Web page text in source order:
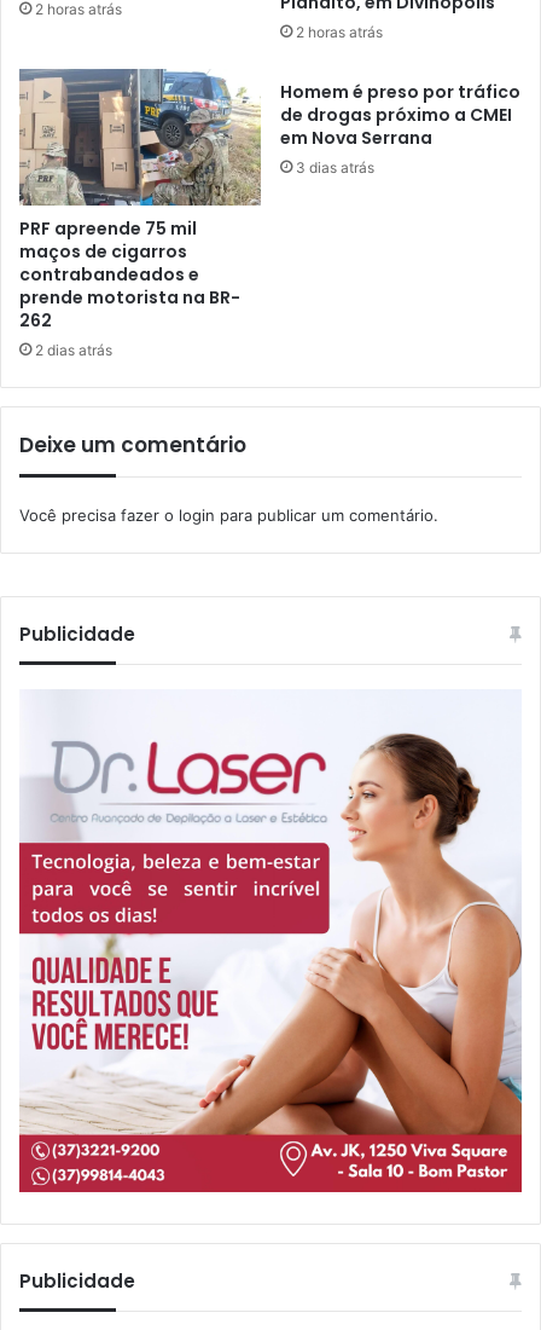
2 horas atrás
2 horas atrás
PRF apreende 75 mil
maços de cigarros
contrabandeados e
prende motorista na BR-
262
2 dias atrás
Homem é preso por tráfico
de drogas próximo a CMEI
em Nova Serrana
3 dias atrás
Deixe um comentário
Você precisa fazer o login para publicar um comentário.
Publicidade
Publicidade